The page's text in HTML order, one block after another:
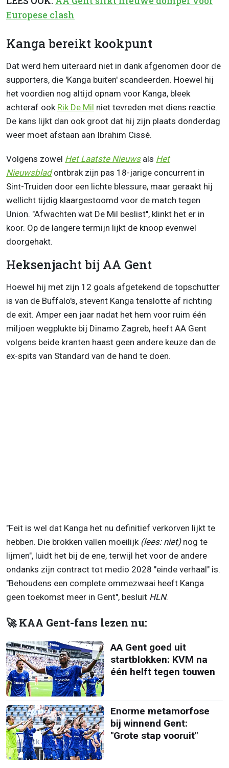
Europese clash
Kanga bereikt kookpunt
Dat werd hem uiteraard niet in dank afgenomen door de
supporters, die 'Kanga buiten' scandeerden. Hoewel hij
het voordien nog altijd opnam voor Kanga, bleek
achteraf ook Rik De Mil niet tevreden met diens reactie.
De kans lijkt dan ook groot dat hij zijn plaats donderdag
weer moet afstaan aan Ibrahim Cissé.
Volgens zowel Het Laatste Nieuws als Het
Nieuwsblad ontbrak zijn pas 18-jarige concurrent in
Sint-Truiden door een lichte blessure, maar geraakt hij
wellicht tijdig klaargestoomd voor de match tegen
Union. "Afwachten wat De Mil beslist", klinkt het er in
koor. Op de langere termijn lijkt de knoop evenwel
doorgehakt.
Heksenjacht bij AA Gent
Hoewel hij met zijn 12 goals afgetekend de topschutter
is van de Buffalo's, stevent Kanga tenslotte af richting
de exit. Amper een jaar nadat het hem voor ruim één
miljoen wegplukte bij Dinamo Zagreb, heeft AA Gent
volgens beide kranten haast geen andere keuze dan de
ex-spits van Standard van de hand te doen.
"Feit is wel dat Kanga het nu definitief verkorven lijkt te
hebben. Die brokken vallen moeilijk (lees: niet)nog te
lijmen", luidt het bij de ene, terwijl het voor de andere
ondanks zijn contract tot medio 2028 "einde verhaal" is.
"Behoudens een complete ommezwaai heeft Kanga
geen toekomst meer in Gent", besluit HLN.
🚀 KAA Gent-fans lezen nu:
AA Gent goed uit
startblokken: KVM na
één helft tegen touwen
Enorme metamorfose
bij winnend Gent:
"Grote stap vooruit"